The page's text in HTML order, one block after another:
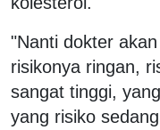
"Nanti dokter
risikonya ringan,
sangat tinggi,
yang risiko